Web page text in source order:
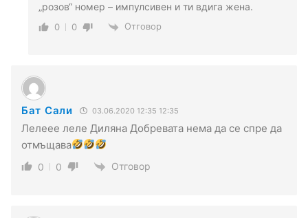
„розов“ номер – импулсивен и ти вдига жена.
0 0 Отговор
Бат Сали 03.06.2020 12:35 12:35
Лелеее леле Диляна Добревата нема да се спре да
отмъщава
0 0 Отговор